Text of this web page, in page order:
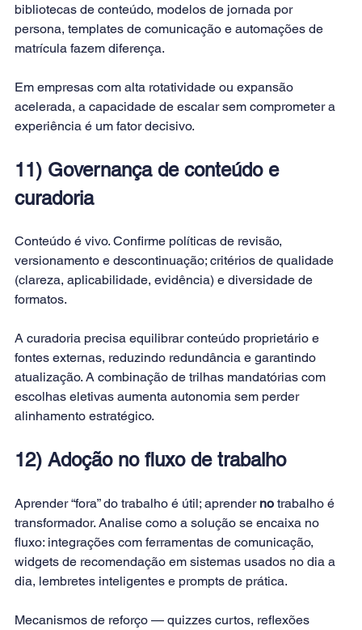
bibliotecas de conteúdo, modelos de jornada por
persona, templates de comunicação e automações de
matrícula fazem diferença.
Em empresas com alta rotatividade ou expansão
acelerada, a capacidade de escalar sem comprometer a
experiência é um fator decisivo.
11) Governança de conteúdo e
curadoria
Conteúdo é vivo. Confirme políticas de revisão,
versionamento e descontinuação; critérios de qualidade
(clareza, aplicabilidade, evidência) e diversidade de
formatos.
A curadoria precisa equilibrar conteúdo proprietário e
fontes externas, reduzindo redundância e garantindo
atualização. A combinação de trilhas mandatórias com
escolhas eletivas aumenta autonomia sem perder
alinhamento estratégico.
12) Adoção no fluxo de trabalho
Aprender “fora” do trabalho é útil; aprender no trabalho é
transformador. Analise como a solução se encaixa no
fluxo: integrações com ferramentas de comunicação,
widgets de recomendação em sistemas usados no dia a
dia, lembretes inteligentes e prompts de prática.
Mecanismos de reforço — quizzes curtos, reflexões